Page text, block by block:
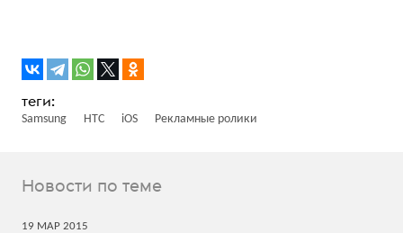
Samsung HTC iOS Рекламные ролики
Новости по теме
19 МАР 2015